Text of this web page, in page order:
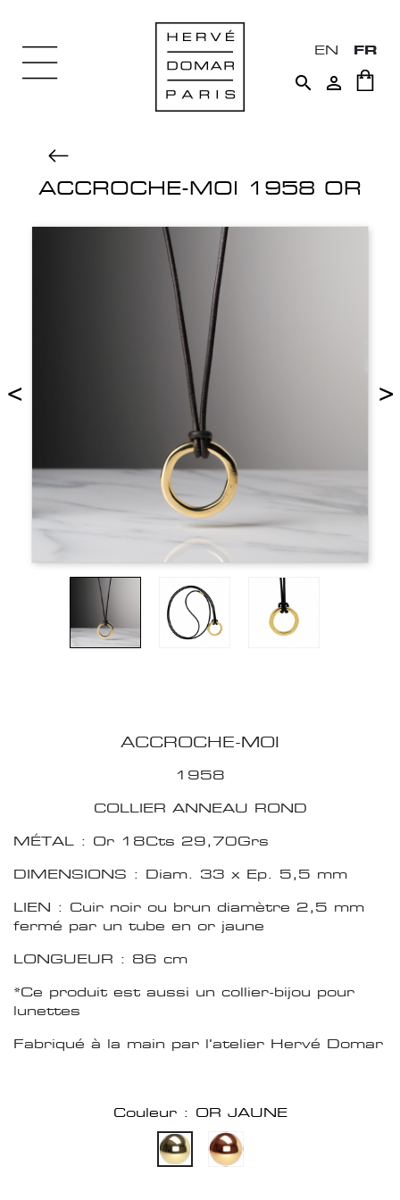
EN FR
 
ACCROCHE-MOI 1958 OR
< >
ACCROCHE-MOI
1958
COLLIER ANNEAU ROND
MÉTAL : Or 18Cts 29,70Grs
DIMENSIONS : Diam. 33 x Ep. 5,5 mm
LIEN : Cuir noir ou brun diamètre 2,5 mm
fermé par un tube en or jaune
LONGUEUR : 86 cm
*Ce produit est aussi un collier-bijou pour
lunettes
Fabriqué à la main par l'atelier Hervé Domar
Couleur : OR JAUNE